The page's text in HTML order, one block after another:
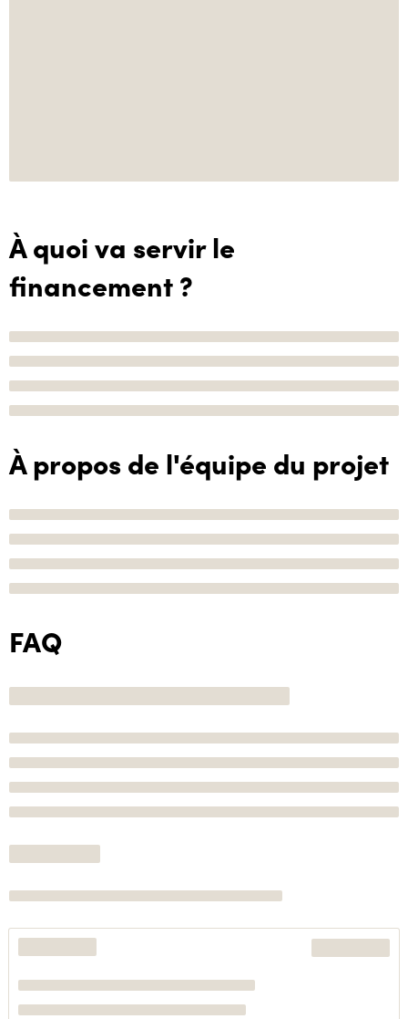
À quoi va servir le
financement ?
À propos de l'équipe du projet
FAQ